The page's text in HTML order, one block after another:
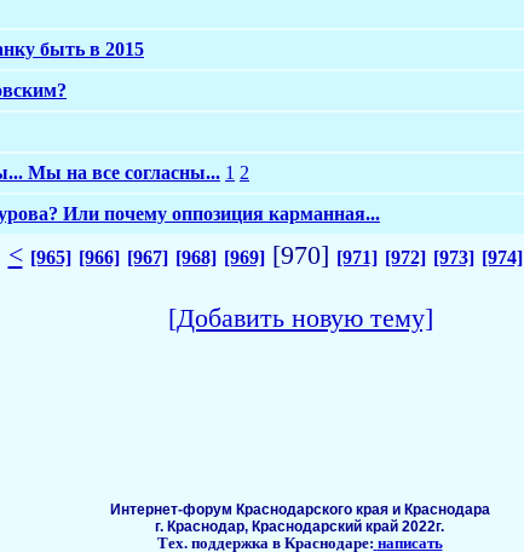
быть в 2015
Мы на все согласны... 1 2
Или почему оппозиция карманная...
< [965] [966] [967] [968] [969][970] [971] [972] [973] [974]
[Добавить новую тему]
Интернет-форум Краснодарского края и Краснодара
г. Краснодар, Краснодарский край 2022г.
Тех. поддержка в Краснодаре: написать